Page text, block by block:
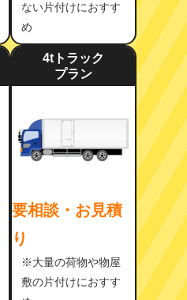
ない片付けにおすす
め
4tトラック
プラン
要相談・お見積
り
※大量の荷物や物屋
敷の片付けにおすす